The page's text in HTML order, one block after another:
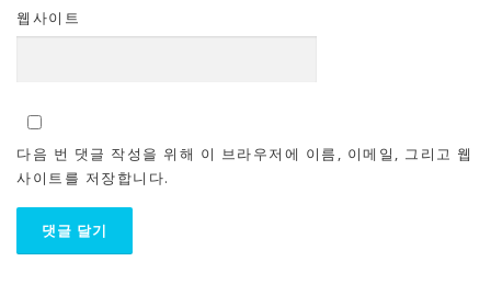
웹사이트
다음 번 댓글 작성을 위해 이 브라우저에 이름, 이메일, 그리고 웹
사이트를 저장합니다.